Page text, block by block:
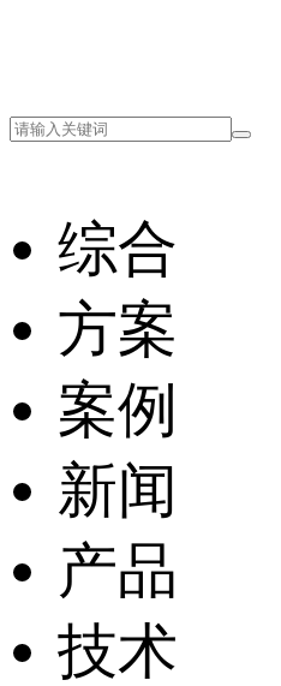
综合
方案
案例
新闻
产品
技术